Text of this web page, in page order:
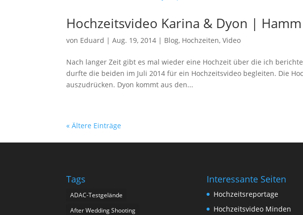
Hochzeitsvideo Karina & Dyon | Hamm
von Eduard |Aug. 19, 2014 | Blog, Hochzeiten,Video
Nach langer Zeit gibt es mal wieder eine Hochzeit über die ich
durfte die beiden im Juli 2014 für ein Hochzeitsvideo begleiten. Die
auszudrücken. Dyon kommt aus den...
« Ältere Einträge
Tags
ADAC-Testgelände
After Wedding Shooting
Interessante Seiten
Hochzeitsreportage
Hochzeitsvideo Minden